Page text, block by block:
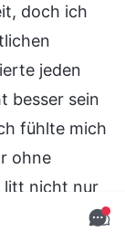
doch ich
jeden
besser sein
fühlte mich
ohne
litt nicht nur
Arbeit in der